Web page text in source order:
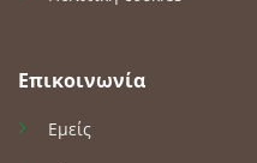
Επικοινωνία
Εμείς